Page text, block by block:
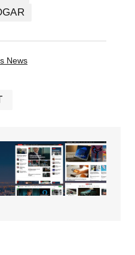
News
electrónico no será
obligatorios están